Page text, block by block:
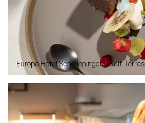
Europa Hotel Scheveningen - Salt Terras